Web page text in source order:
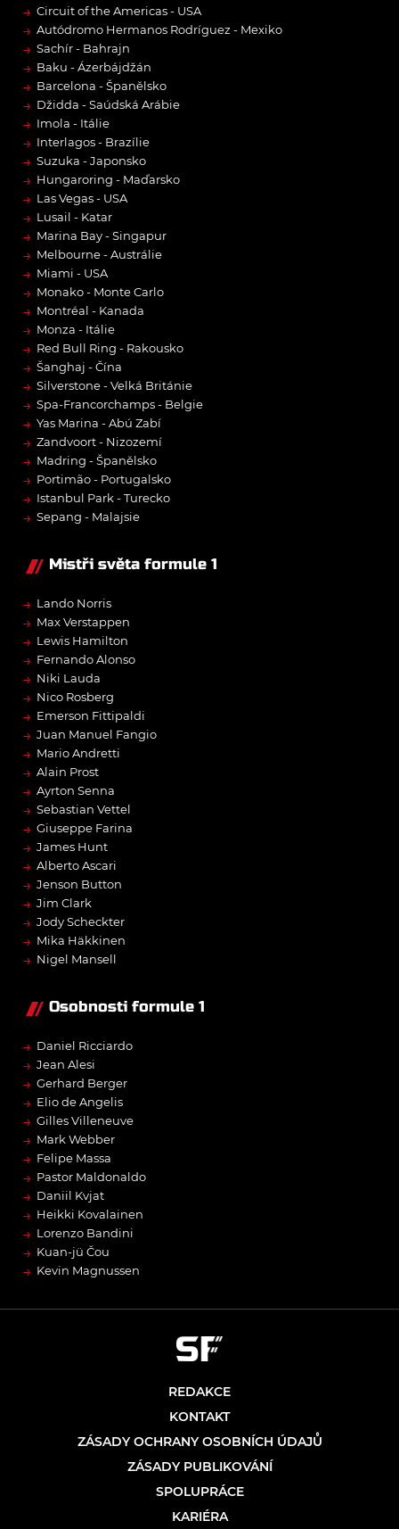
→ Circuit of the Americas - USA
→ Autódromo Hermanos Rodríguez - Mexiko
→ Sachír - Bahrajn
→ Baku - Ázerbájdžán
→ Barcelona - Španělsko
→ Džidda - Saúdská Arábie
→ Imola - Itálie
→ Interlagos - Brazílie
→ Suzuka - Japonsko
→ Hungaroring - Maďarsko
→ Las Vegas - USA
→ Lusail - Katar
→ Marina Bay - Singapur
→ Melbourne - Austrálie
→ Miami - USA
→ Monako - Monte Carlo
→ Montréal - Kanada
→ Monza - Itálie
→ Red Bull Ring - Rakousko
→ Šanghaj - Čína
→ Silverstone - Velká Británie
→ Spa-Francorchamps - Belgie
→ Yas Marina - Abú Zabí
→ Zandvoort - Nizozemí
→ Madring - Španělsko
→ Portimão - Portugalsko
→ Istanbul Park - Turecko
→ Sepang - Malajsie
Mistři světa formule 1
→ Lando Norris
→ Max Verstappen
→ Lewis Hamilton
→ Fernando Alonso
→ Niki Lauda
→ Nico Rosberg
→ Emerson Fittipaldi
→ Juan Manuel Fangio
→ Mario Andretti
→ Alain Prost
→ Ayrton Senna
→ Sebastian Vettel
→ Giuseppe Farina
→ James Hunt
→ Alberto Ascari
→ Jenson Button
→ Jim Clark
→ Jody Scheckter
→ Mika Häkkinen
→ Nigel Mansell
Osobnosti formule 1
→ Daniel Ricciardo
→ Jean Alesi
→ Gerhard Berger
→ Elio de Angelis
→ Gilles Villeneuve
→ Mark Webber
→ Felipe Massa
→ Pastor Maldonaldo
→ Daniil Kvjat
→ Heikki Kovalainen
→ Lorenzo Bandini
→ Kuan-jü Čou
→ Kevin Magnussen
REDAKCE
KONTAKT
ZÁSADY OCHRANY OSOBNÍCH ÚDAJŮ
ZÁSADY PUBLIKOVÁNÍ
SPOLUPRÁCE
KARIÉRA